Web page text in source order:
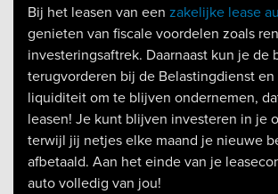
Bij het leasen van een zakelijke lease
genieten van fiscale voordelen zoals
investeringsaftrek. Daarnaast kun je de
terugvorderen bij de Belastingdienst
liquiditeit om te blijven ondernemen,
leasen! Je kunt blijven investeren in je
terwijl jij netjes elke maand je nieuwe
afbetaald. Aan het einde van je
auto volledig van jou!